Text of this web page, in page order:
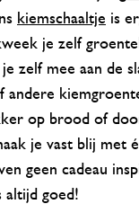
kiemschaaltje is
je zelf
zelf mee aan de
andere
op brood of
je vast blij met
geen cadeau
altijd goed!